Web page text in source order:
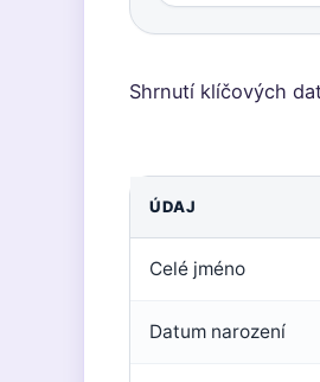
Shrnutí klíčových
ÚDAJ
Celé jméno
Datum narození